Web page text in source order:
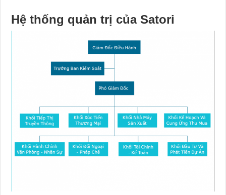
Hệ thống quản trị của Satori